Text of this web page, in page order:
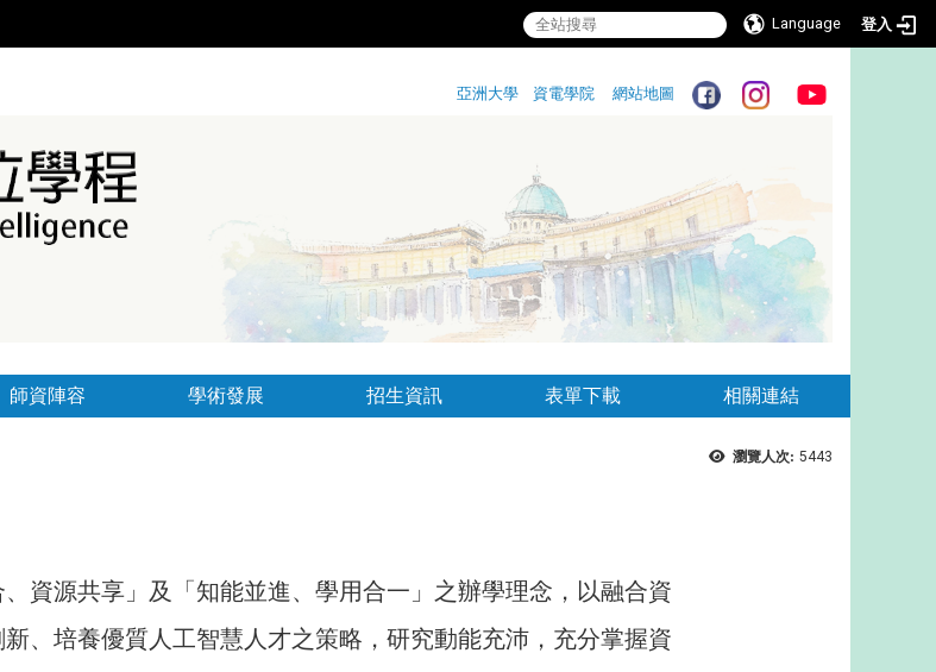
Language 登入
亞洲大學
資電學院 網站地圖
師資陣容 學術發展 招生資訊 表單下載 相關連結
瀏覽人次: 5443
資源共享」及「知能並進、學用合一」之辦學理念，以融合資
、培養優質人工智慧人才之策略，研究動能充沛，充分掌握資